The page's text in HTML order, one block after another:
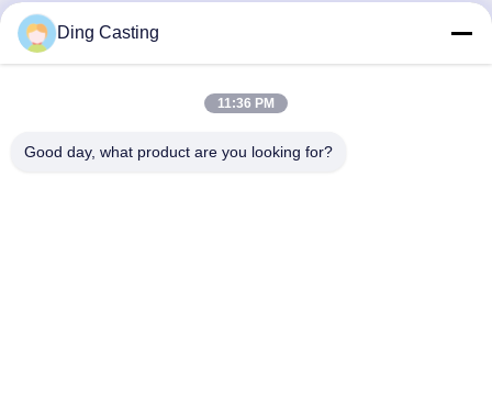
Lieferant. Urheberrecht © 2019-2026 Xiamen DingZhu Intelligent Equipment
Ding Casting
11:36 PM
Good day, what product are you looking for?